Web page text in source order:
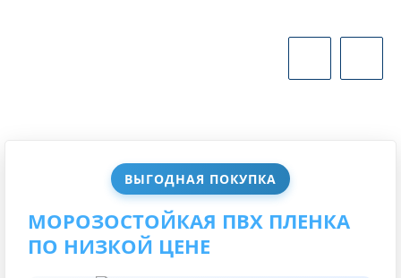
ВЫГОДНАЯ ПОКУПКА
МОРОЗОСТОЙКАЯ ПВХ ПЛЕНКА
ПО НИЗКОЙ ЦЕНЕ